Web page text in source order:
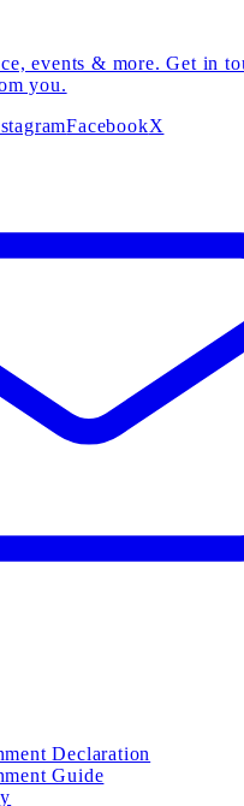
events & more. Get in
you.
FacebookX
Declaration
Guide